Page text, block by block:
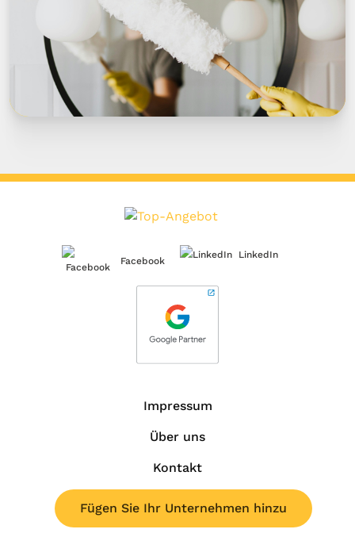
Facebook
LinkedIn
Impressum
Über uns
Kontakt
Fügen Sie Ihr Unternehmen hinzu